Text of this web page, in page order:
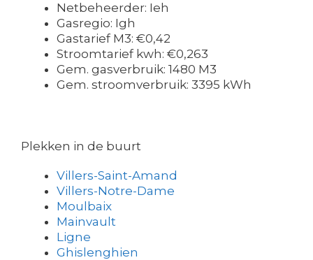
Netbeheerder: Ieh
Gasregio: Igh
Gastarief M3: €0,42
Stroomtarief kwh: €0,263
Gem. gasverbruik: 1480 M3
Gem. stroomverbruik: 3395 kWh
Plekken in de buurt
Villers-Saint-Amand
Villers-Notre-Dame
Moulbaix
Mainvault
Ligne
Ghislenghien